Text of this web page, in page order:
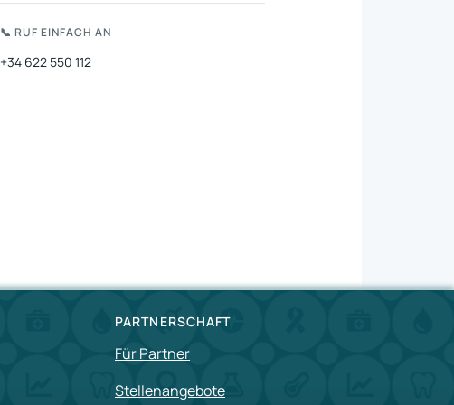
und Bewohner
📞 RUF EINFACH AN
+34 622 550 112
PARTNERSCHAFT
Für Partner
Stellenangebote